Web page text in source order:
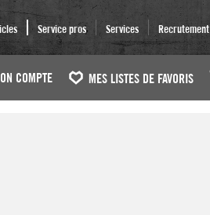
Service pros Services Recrutement
COMPTE MES LISTES DE FAVORIS